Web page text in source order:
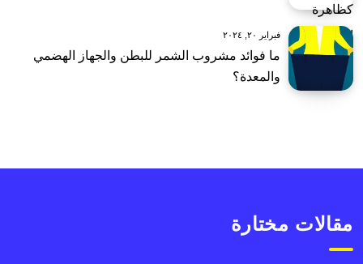
فبراير ٢٠, ٢٠٢٤
ما فوائد مشروب الشمر للبطن والجهاز الهضمي
والمعدة؟
مقالات مختارة